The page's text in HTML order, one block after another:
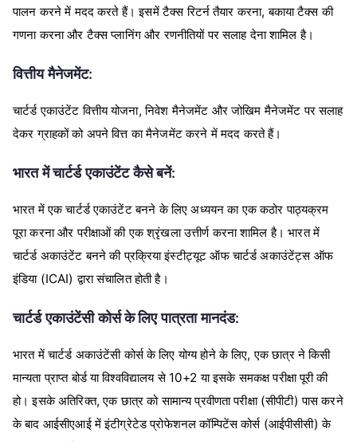
पालन करने में मदद करते हैं। इसमें टैक्स रिटर्न तैयार करना,बकाया टैक्स की
गणना करना और टैक्स प्लानिंग और रणनीतियों पर सलाह देना शामिल है।
वित्तीय मैनेजमेंट:
चार्टर्ड एकाउंटेंट वित्तीय योजना,निवेश मैनेजमेंट और जोखिम मैनेजमेंट पर सलाह
देकर ग्राहकों को अपने वित्त का मैनेजमेंट करने में मदद करते हैं।
भारत में चार्टर्ड एकाउंटेंट कैसे बनें:
भारत में एक चार्टर्ड एकाउंटेंट बनने के लिए अध्ययन का एक कठोर पाठ्यक्रम
पूरा करना और परीक्षाओं की एक श्रृंखला उत्तीर्ण करना शामिल है। भारत में
चार्टर्ड अकाउंटेंट बनने की प्रक्रिया इंस्टीट्यूट ऑफ चार्टर्ड अकाउंटेंट्स ऑफ
इंडिया(ICAI)द्वारा संचालित होती है।
चार्टर्ड एकाउंटेंसी कोर्स के लिए पात्रता मानदंड:
भारत में चार्टर्ड अकाउंटेंसी कोर्स के लिए योग्य होने के लिए,एक छात्र ने किसी
मान्यता प्राप्त बोर्ड या विश्वविद्यालय से10+2या इसके समकक्ष परीक्षा पूरी की
हो। इसके अतिरिक्त,एक छात्र को सामान्य प्रवीणता परीक्षा(सीपीटी)पास करने
के बाद आईसीएआई में इंटीग्रेटेड प्रोफेशनल कॉम्पिटेंस कोर्स(आईपीसीसी)के